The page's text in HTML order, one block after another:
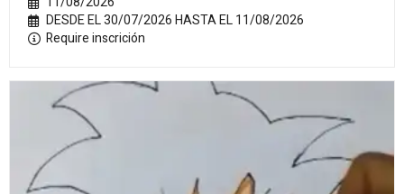
DESDE EL 30/07/2026 HASTA EL 11/08/2026
Require inscrición